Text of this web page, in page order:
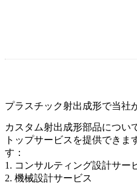
プラスチック射出成形で当社
カスタム射出成形部品につい
トップサービスを提供できま
す：
1. コンサルティング設計サー
2. 機械設計サービス